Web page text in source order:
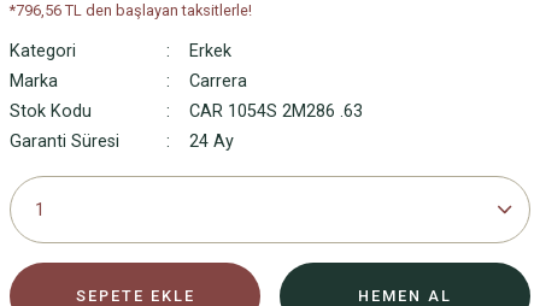
*796,56 TL den başlayan taksitlerle!
Kategori
Erkek
Marka
Carrera
Stok Kodu
CAR 1054S 2M286 .63
Garanti Süresi
24 Ay
SEPETE EKLE HEMEN AL